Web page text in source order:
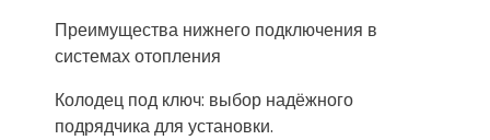
Преимущества нижнего подключения в
системах отопления
Колодец под ключ: выбор надёжного
подрядчика для установки.